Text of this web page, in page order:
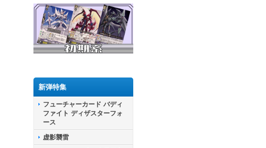
新弾特集
フューチャーカード バディ
ファイト ディザスターフォ
ース
虚影襲雷